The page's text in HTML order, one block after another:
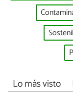
Lo más visto